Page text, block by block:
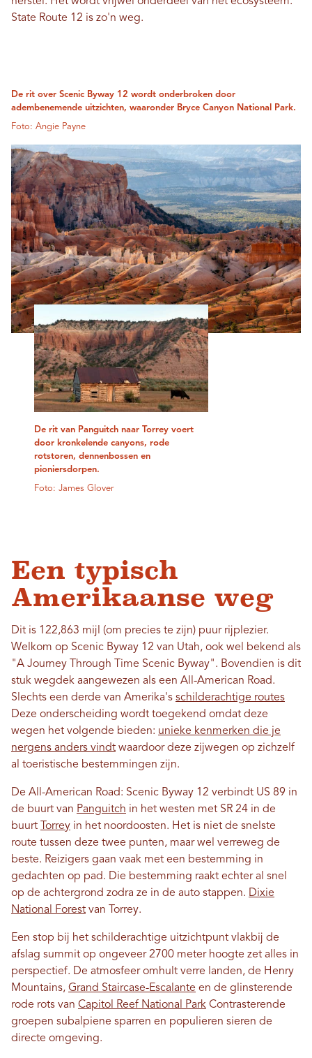
State Route 12 is zo'n weg.
De rit van Panguitch naar Torrey voert
door kronkelende canyons, rode
rotstoren, dennenbossen en
pioniersdorpen.
Foto: James Glover
De rit over Scenic Byway 12 wordt onderbroken door
adembenemende uitzichten, waaronder Bryce Canyon National Park.
Foto: Angie Payne
Een typisch
Amerikaanse weg
Dit is 122,863 mijl (om precies te zijn) puur rijplezier.
Welkom op Scenic Byway 12 van Utah, ook wel bekend als
"A Journey Through Time Scenic Byway". Bovendien is dit
stuk wegdek aangewezen als een All-American Road.
Slechts een derde van Amerika's schilderachtige routes
Deze onderscheiding wordt toegekend omdat deze
wegen het volgende bieden: unieke kenmerken die je
nergens anders vindt waardoor deze zijwegen op zichzelf
al toeristische bestemmingen zijn.
De All-American Road: Scenic Byway 12 verbindt US 89 in
de buurt van Panguitch in het westen met SR 24 in de
buurt
Torrey in het noordoosten. Het is niet de snelste
route tussen deze twee punten, maar wel verreweg de
beste. Reizigers gaan vaak met een bestemming in
gedachten op pad. Die bestemming raakt echter al snel
op de achtergrond zodra ze in de auto stappen. Dixie
National Forest van Torrey.
Een stop bij het schilderachtige uitzichtpunt vlakbij de
afslag summit op ongeveer 2700 meter hoogte zet alles in
perspectief. De atmosfeer omhult verre landen, de Henry
Mountains, Grand Staircase-Escalante en de glinsterende
rode rots van Capitol Reef National Park Contrasterende
groepen subalpiene sparren en populieren sieren de
directe omgeving.